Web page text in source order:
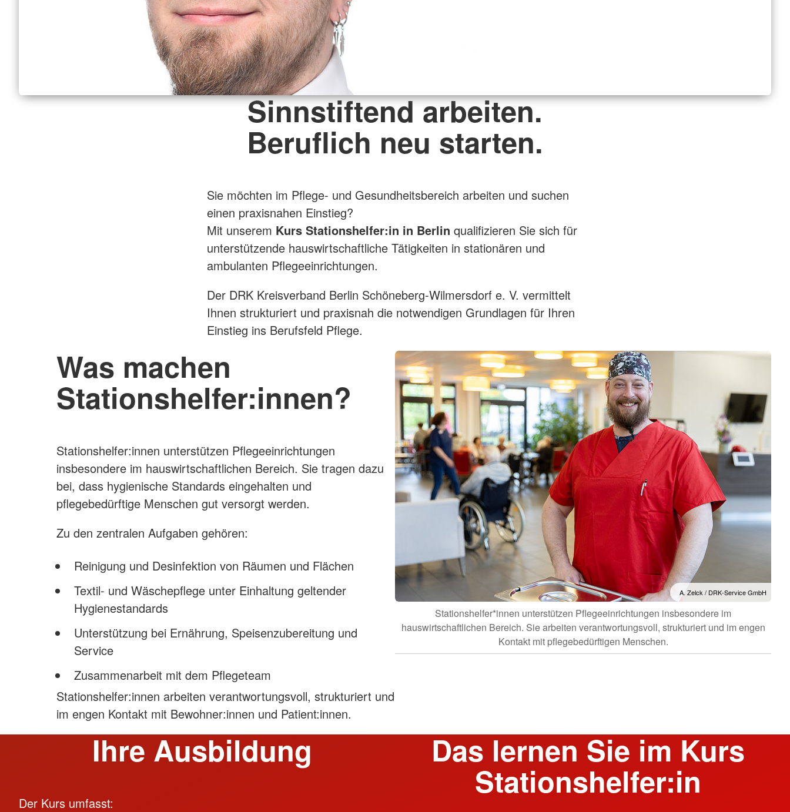
Sinnstiftend arbeiten.
Beruflich neu starten.
Sie möchten im Pflege- und Gesundheitsbereich arbeiten und suchen
einen praxisnahen Einstieg?
Mit unserem Kurs Stationshelfer:in in Berlin qualifizieren Sie sich für
unterstützende hauswirtschaftliche Tätigkeiten in stationären und
ambulanten Pflegeeinrichtungen.
Der DRK Kreisverband Berlin Schöneberg-Wilmersdorf e. V. vermittelt
Ihnen strukturiert und praxisnah die notwendigen Grundlagen für Ihren
Einstieg ins Berufsfeld Pflege.
A. Zelck / DRK-Service GmbH
Stationshelfer*innen unterstützen Pflegeeinrichtungen insbesondere im
hauswirtschaftlichen Bereich. Sie arbeiten verantwortungsvoll, strukturiert und im engen
Kontakt mit pflegebedürftigen Menschen.
Was machen
Stationshelfer:innen?
Stationshelfer:innen unterstützen Pflegeeinrichtungen
insbesondere im hauswirtschaftlichen Bereich. Sie tragen dazu
bei, dass hygienische Standards eingehalten und
pflegebedürftige Menschen gut versorgt werden.
Zu den zentralen Aufgaben gehören:
Reinigung und Desinfektion von Räumen und Flächen
Textil- und Wäschepflege unter Einhaltung geltender
Hygienestandards
Unterstützung bei Ernährung, Speisenzubereitung und
Service
Zusammenarbeit mit dem Pflegeteam
Stationshelfer:innen arbeiten verantwortungsvoll, strukturiert und
im engen Kontakt mit Bewohner:innen und Patient:innen.
Ihre Ausbildung
Der Kurs umfasst:
Das lernen Sie im Kurs
Stationshelfer:in